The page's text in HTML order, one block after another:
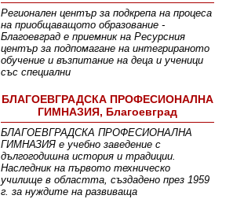
Регионален център за подкрепа на процеса
на приобщаващото образование -
Благоевград е приемник на Ресурсния
център за подпомагане на интегрираното
обучение и възпитание на деца и ученици
със специални
БЛАГОЕВГРАДСКА ПРОФЕСИОНАЛНА
ГИМНАЗИЯ, Благоевград
БЛАГОЕВГРАДСКА ПРОФЕСИОНАЛНА
ГИМНАЗИЯ е учебно заведение с
дългогодишна история и традиции.
Наследник на първото техническо
училище в областта, създадено през 1959
г. за нуждите на развиваща